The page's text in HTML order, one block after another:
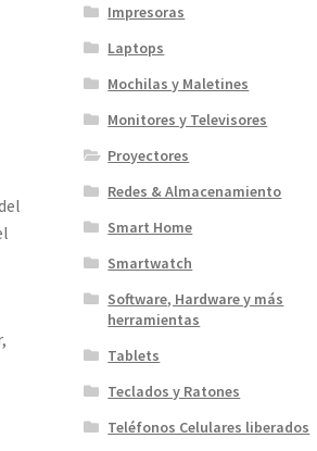
Impresoras
Laptops
Mochilas y Maletines
Monitores y Televisores
Proyectores
Redes & Almacenamiento
Smart Home
Smartwatch
Software, Hardware y más
herramientas
Tablets
Teclados y Ratones
Teléfonos Celulares liberados